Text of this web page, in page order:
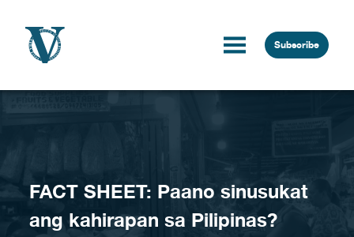
Subscribe
FACT SHEET: Paano sinusukat
ang kahirapan sa Pilipinas?